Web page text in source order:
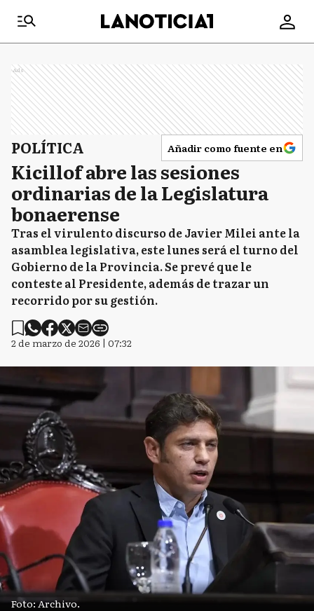
Ads
POLÍTICA Añadir como fuente en
Kicillof abre las sesiones
ordinarias de la Legislatura
bonaerense
Tras el virulento discurso de Javier Milei ante la
asamblea legislativa, este lunes será el turno del
Gobierno de la Provincia. Se prevé que le
conteste al Presidente, además de trazar un
recorrido por su gestión.
2 de marzo de 2026 | 07:32
Foto: Archivo.